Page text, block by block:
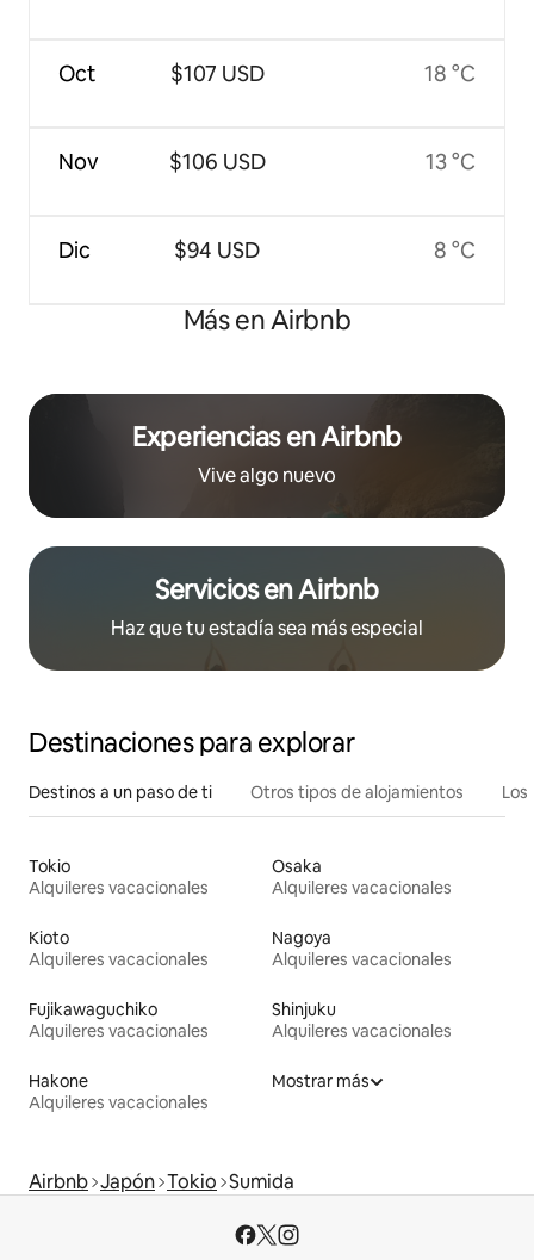
Oct
Nov
Dic
$107 USD
$106 USD
$94 USD
18 °C
13 °C
8 °C
Más en Airbnb
Experiencias en Airbnb
Vive algo nuevo
Servicios en Airbnb
Haz que tu estadía sea más especial
Destinaciones para explorar
Destinos a un paso de ti Otros tipos de alojamientos
Tokio
Alquileres vacacionales
Osaka
Alquileres vacacionales
Kioto
Alquileres vacacionales
Nagoya
Alquileres vacacionales
Fujikawaguchiko
Alquileres vacacionales
Shinjuku
Alquileres vacacionales
Hakone
Alquileres vacacionales
Mostrar más
Airbnb Japón Tokio Sumida